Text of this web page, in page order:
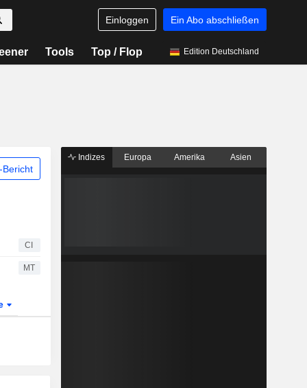
Einloggen Ein Abo abschließen
Tools Top / Flop Edition Deutschland
Bericht
CI
MT
Indizes Europa Amerika Asien